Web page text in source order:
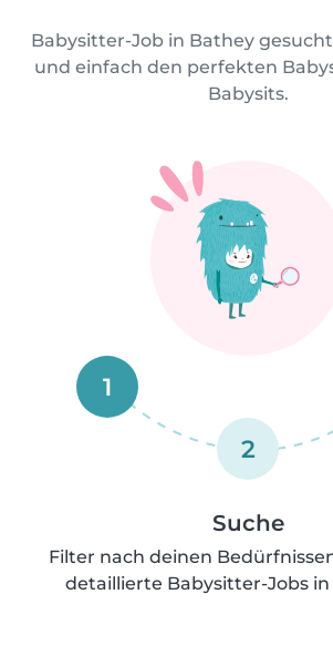
Babysitter-Job in Bathey
und einfach den perfekten
Babysits.
1
2
Suche
Filter nach deinen
detaillierte Babysitter-Jobs in